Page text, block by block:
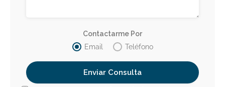
Contactarme Por
Email
Teléfono